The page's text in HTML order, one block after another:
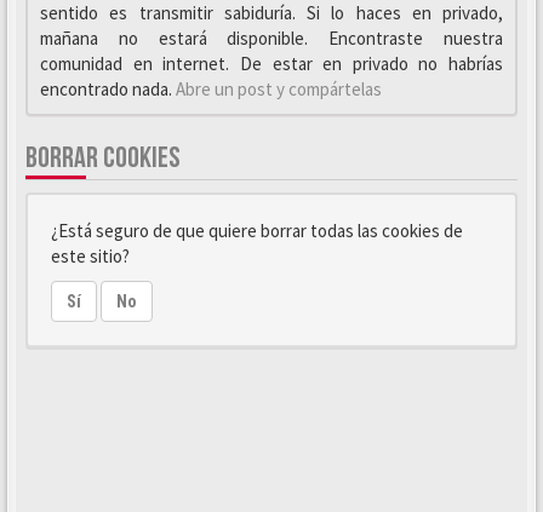
sentido es transmitir sabiduría. Si lo haces en privado,
mañana no estará disponible. Encontraste nuestra
comunidad en internet. De estar en privado no habrías
encontrado nada. Abre un post y compártelas
BORRAR COOKIES
¿Está seguro de que quiere borrar todas las cookies de
este sitio?
Sí No